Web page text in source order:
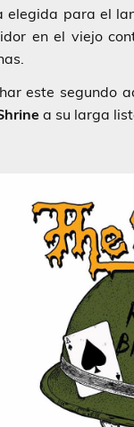
elegida para el
en el viejo
este segundo
a su larga